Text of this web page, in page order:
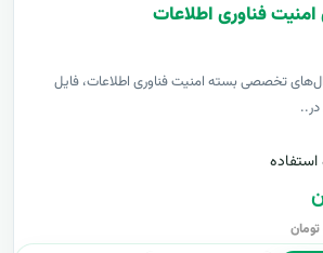
فناوری اطلاعات
تخصصی بسته امنیت فناوری اطلاعات، فایل
استفاده